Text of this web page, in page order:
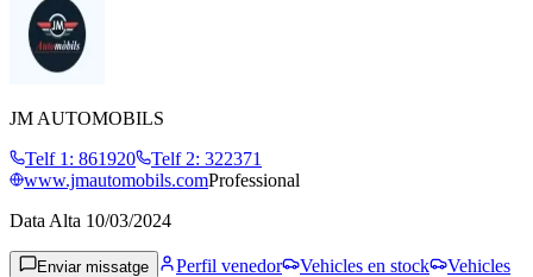
JM AUTOMOBILS
Telf 1 : 861920 Telf 2: 322371
www.jmautomobils.comProfessional
Data Alta 10/03/2024
Enviar missatge Perfil venedor Vehicles en stock
Vehicles